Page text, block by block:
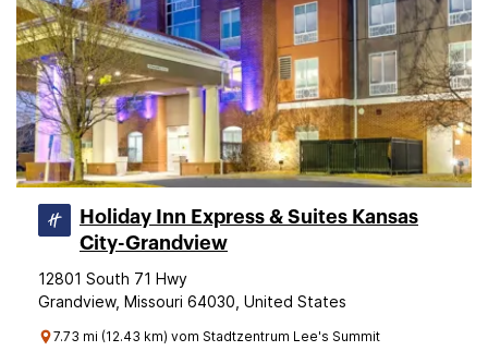
Holiday Inn Express & Suites Kansas
City-Grandview
12801 South 71 Hwy
Grandview, Missouri 64030, United States
7.73 mi (12.43 km) vom Stadtzentrum Lee's Summit